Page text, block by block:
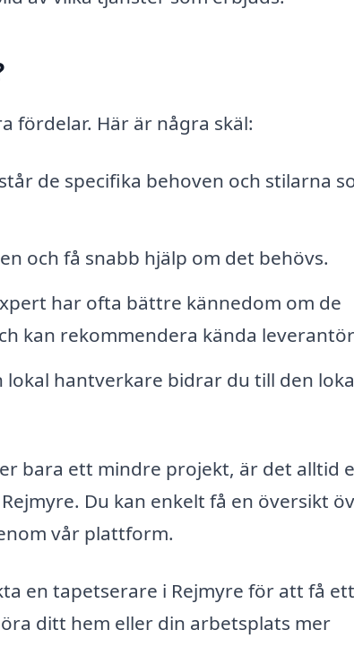
fördelar. Här är några skäl:
de specifika behoven och stilarna
och få snabb hjälp om det behövs.
har ofta bättre kännedom om de
kan rekommendera kända
lokal hantverkare bidrar du till den
bara ett mindre projekt, är det alltid
Du kan enkelt få en översikt
vår plattform.
en tapetserare i Rejmyre för att få ett
ditt hem eller din arbetsplats mer